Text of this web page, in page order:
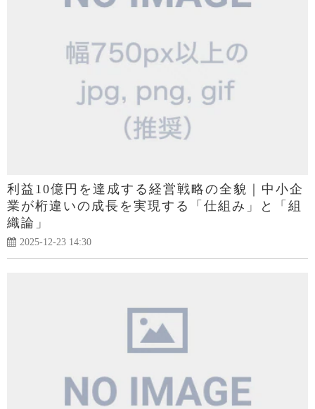
利益10億円を達成する経営戦略の全貌｜中小企
業が桁違いの成長を実現する「仕組み」と「組
織論」
2025-12-23 14:30